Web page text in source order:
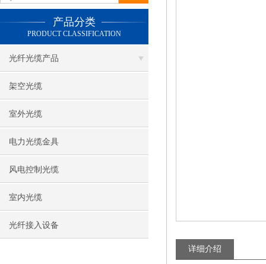
产品分类
PRODUCT CLASSIFICATION
光纤光缆产品
架空光缆
室外光缆
电力光缆金具
风电控制光缆
室内光缆
光纤接入设备
详细介绍